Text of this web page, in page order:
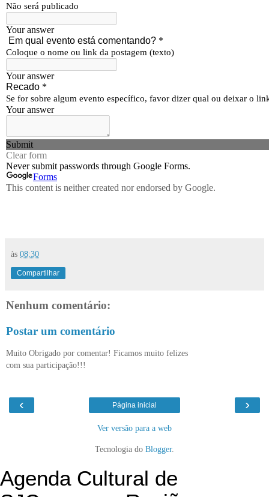
às 08:30
Compartilhar
Nenhum comentário:
Postar um comentário
Muito Obrigado por comentar! Ficamos muito felizes
com sua participação!!!
‹ ›
Página inicial
Ver versão para a web
Tecnologia do Blogger.
Agenda Cultural de